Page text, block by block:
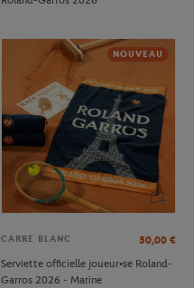
NOUVEAU
CARRE BLANC 50,00 €
Serviette officielle joueur•se Roland-
Garros 2026 - Marine